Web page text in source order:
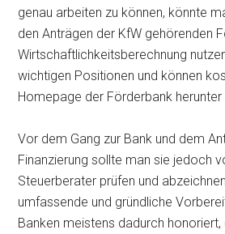
genau arbeiten zu können, könnte
den Anträgen der KfW gehörenden
Wirtschaftlichkeitsberechnung
wichtigen Positionen und können
Homepage der Förderbank
Vor dem Gang zur Bank und dem
Finanzierung sollte man sie jedoch
Steuerberater prüfen und
umfassende und gründliche
Banken meistens dadurch